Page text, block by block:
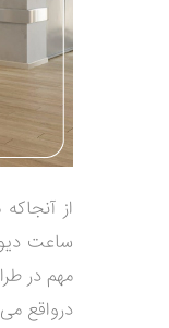
از
ساعت
مهم در
درواقع